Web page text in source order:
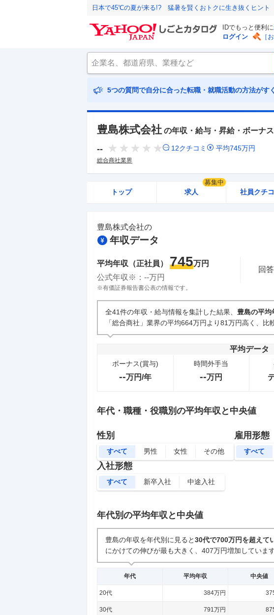
日本で45℃の夏が来る!? 猛暑を賢くおトクに生き抜くヒント
IDでもっと便利に
ログイン
［
5つの質問で自分に合った転職・就職活動の方法がす
豊島株式会社 の年収・給与・昇給・ボーナス
-- 12クチコミ 平均745万円
総合商社業界
トップ 求人
募集中
社員クチ
豊島株式会社の
年収データ
平均年収（正社員） 745万円
公式年収※： --万円
回
※有価証券報告書公表の情報です。
全41件の年収・給与情報を集計した結果、 豊島の平均
「総合商社」業界の平均664万円より81万円高く、比
平均データ
ボーナス(賞与)
--万円/年
時間外手当
--万円
年代・職種・役職別の平均年収と中央値
性別
すべて 男性 女性 その他
雇用形態
すべて
入社形態
すべて 新卒入社 中途入社
年代別の平均年収と中央値
豊島の年収を年代別に見ると30代で700万円を超えて
にかけての伸びが最も大きく、407万円増加しています
年代 平均年収 中央値
20代 384万円
30代 791万円